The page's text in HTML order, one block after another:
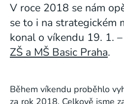
V roce 2018 se nám
se to i na strategickém
konal o víkendu 19. 1.
ZŠ a MŠ Basic Praha.
Během víkendu proběhlo
za rok 2018. Celkově jsme